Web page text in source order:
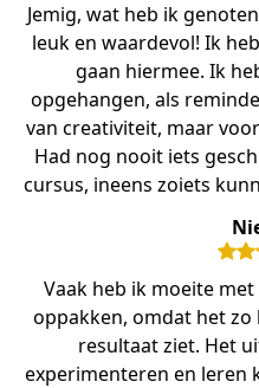
Jemig, wat heb ik
leuk en waardevol! Ik
gaan hiermee. Ik
opgehangen, als
van creativiteit, maar
Had nog nooit iets
cursus, ineens zoiets
Vaak heb ik moeite
oppakken, omdat het
resultaat ziet. Het
experimenteren en leren